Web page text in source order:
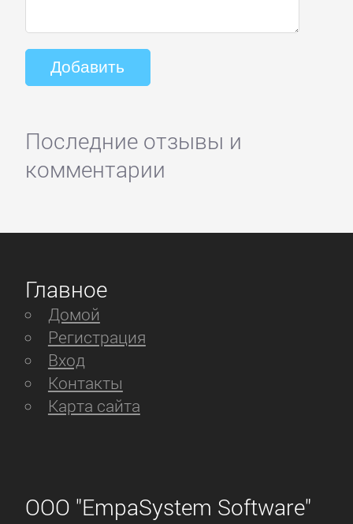
Последние отзывы и
комментарии
Главное
Домой
Регистрация
Вход
Контакты
Карта сайта
ООО "EmpaSystem Software"